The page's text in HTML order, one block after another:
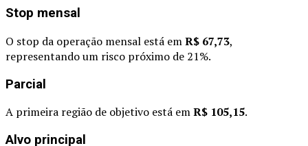
Stop mensal
O stop da operação mensal está emR$ 67,73,
representando um risco próximo de 21%.
Parcial
A primeira região de objetivo está emR$ 105,15.
Alvo principal